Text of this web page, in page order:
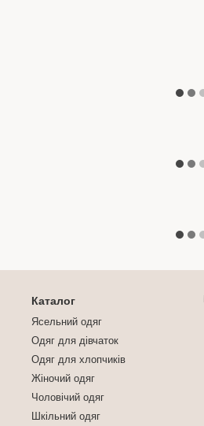
Каталог
Ясельний одяг
Одяг для дівчаток
Одяг для хлопчиків
Жіночий одяг
Чоловічий одяг
Шкільний одяг